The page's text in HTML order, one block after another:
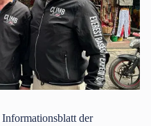
Informationsblatt der